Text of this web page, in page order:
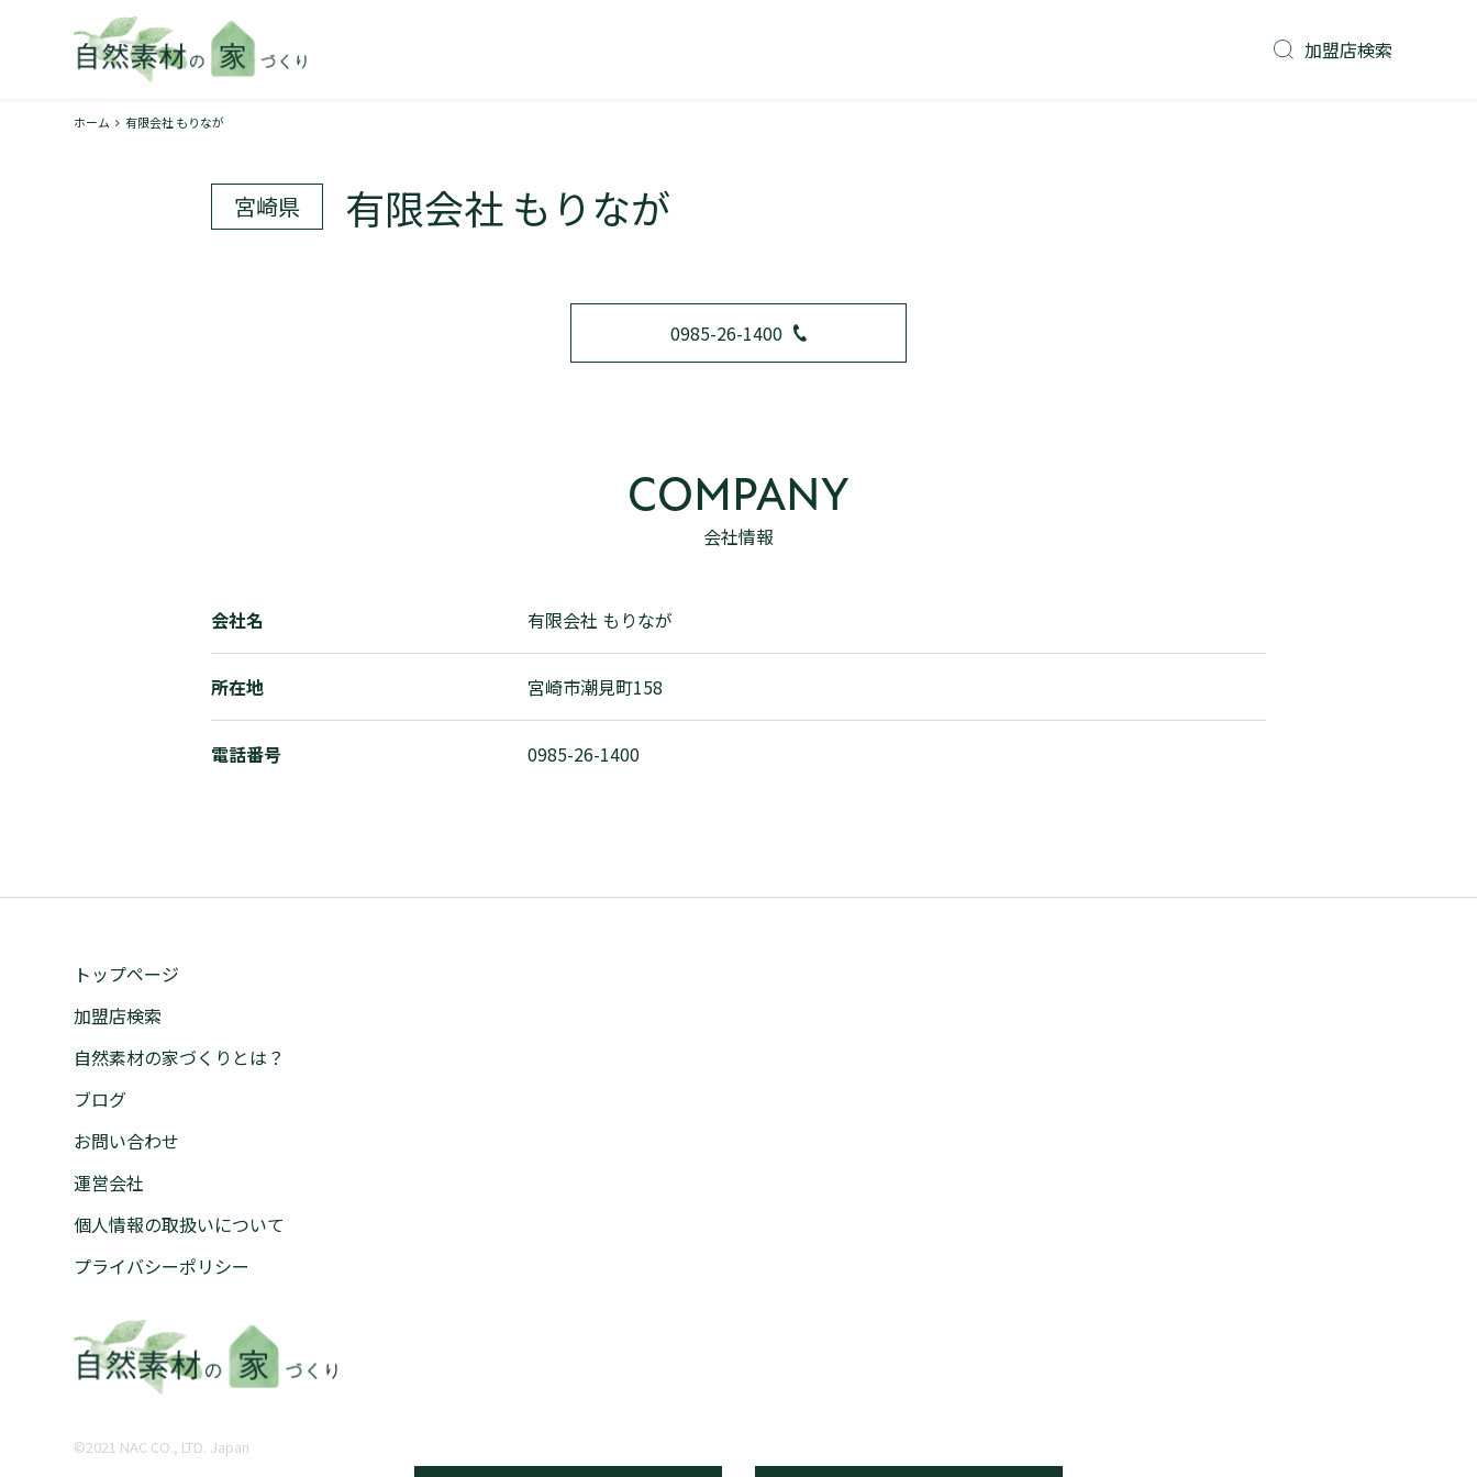
加盟店検索
ホーム 有限会社 もりなが
宮崎県 有限会社 もりなが
0985-26-1400
COMPANY
会社情報
会社名 有限会社 もりなが
所在地 宮崎市潮見町158
電話番号 0985-26-1400
トップページ
加盟店検索
自然素材の家づくりとは？
ブログ
お問い合わせ
運営会社
個人情報の取扱いについて
プライバシーポリシー
©︎2021 NAC CO., LTD. Japan